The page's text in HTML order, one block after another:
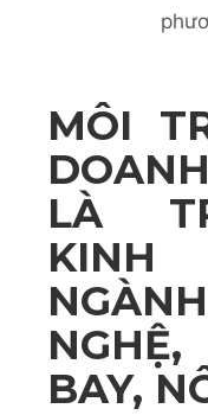
MÔI
LÀ
BAY,